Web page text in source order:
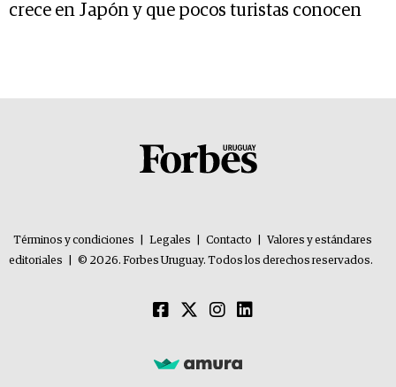
crece en Japón y que pocos turistas conocen
Términos y condiciones Legales Contacto
Valores y estándares
editoriales
© 2026. Forbes Uruguay. Todos los derechos reservados.